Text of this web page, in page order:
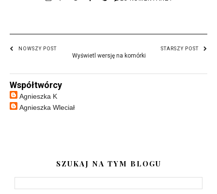
NOWSZY POST STARSZY POST
Wyświetl wersję na komórki
Współtwórcy
Agnieszka K
Agnieszka Wleciał
SZUKAJ NA TYM BLOGU